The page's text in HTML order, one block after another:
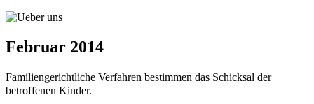
Februar 2014
Familiengerichtliche Verfahren bestimmen das Schicksal der
betroffenen Kinder.